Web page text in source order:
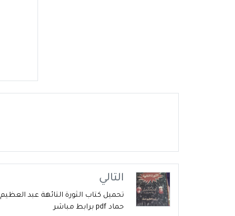
التالي
تحميل كتاب الثورة التائهة عبد العظيم
حماد pdf برابط مباشر